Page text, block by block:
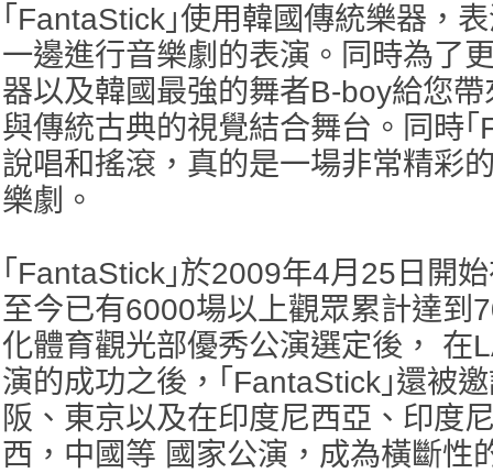
｢FantaStick｣使用韓國傳統樂器，
一邊進行音樂劇的表演。同時為了
器以及韓國最強的舞者B-boy給您
與傳統古典的視覺結合舞台。同時
說唱和搖滾，真的是一場非常精彩
樂劇。
｢FantaStick｣於2009年4月25日開
至今已有6000場以上觀眾累計達到
化體育觀光部優秀公演選定後， 在
演的成功之後，｢FantaStick｣還被
阪、東京以及在印度尼西亞、印度
西，中國等 國家公演，成為橫斷性